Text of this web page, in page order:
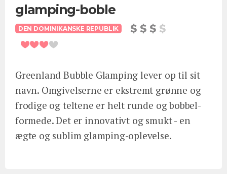
glamping-boble
DEN DOMINIKANSKE REPUBLIK
Greenland Bubble Glamping lever op til sit
navn. Omgivelserne er ekstremt grønne og
frodige og teltene er helt runde og bobbel-
formede. Det er innovativt og smukt - en
ægte og sublim glamping-oplevelse.